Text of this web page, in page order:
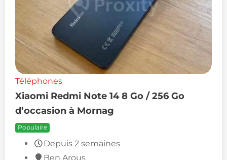
Téléphones
Xiaomi Redmi Note 14 8 Go / 256 Go
d’occasion à Mornag
Populaire
Depuis 2 semaines
Ben Arous